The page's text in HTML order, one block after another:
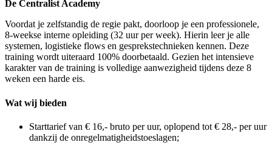
De Centralist Academy
Voordat je zelfstandig de regie pakt, doorloop je een professionele,
8-weekse interne opleiding (32 uur per week). Hierin leer je alle
systemen, logistieke flows en gesprekstechnieken kennen. Deze
training wordt uiteraard 100% doorbetaald. Gezien het intensieve
karakter van de training is volledige aanwezigheid tijdens deze 8
weken een harde eis.
Wat wij bieden
Starttarief van € 16,- bruto per uur, oplopend tot € 28,- per uur
dankzij de onregelmatigheidstoeslagen;